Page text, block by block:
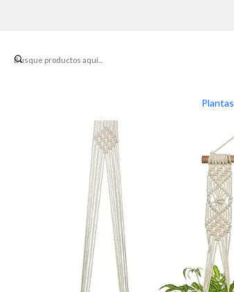
Plantas